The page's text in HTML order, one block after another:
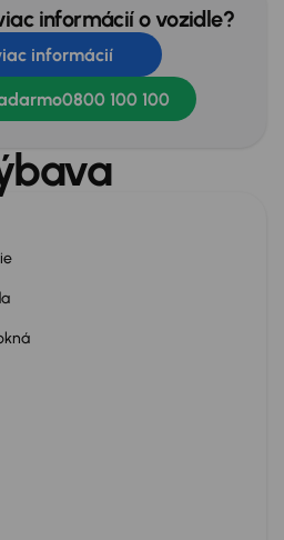
informácií o vozidle?
informácií
0800 100 100